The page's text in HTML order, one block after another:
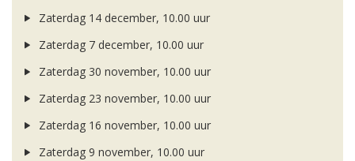
Zaterdag 14 december, 10.00 uur
Zaterdag 7 december, 10.00 uur
Zaterdag 30 november, 10.00 uur
Zaterdag 23 november, 10.00 uur
Zaterdag 16 november, 10.00 uur
Zaterdag 9 november, 10.00 uur